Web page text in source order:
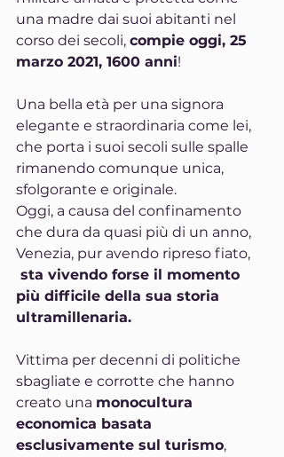
una madre dai suoi abitanti nel
corso dei secoli, compie oggi, 25
marzo 2021, 1600 anni!
Una bella età per una signora
elegante e straordinaria come lei,
che porta i suoi secoli sulle spalle
rimanendo comunque unica,
sfolgorante e originale.
Oggi, a causa del confinamento
che dura da quasi più di un anno,
Venezia, pur avendo ripreso fiato,
sta vivendo forse il momento
più difficile della sua storia
ultramillenaria.
Vittima per decenni di politiche
sbagliate e corrotte che hanno
creato una monocultura
economica basata
esclusivamente sul turismo,